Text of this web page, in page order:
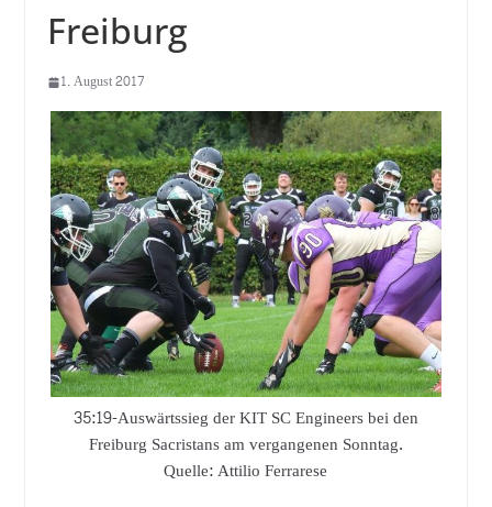
Freiburg
1. August 2017
35:19-Auswärtssieg der KIT SC Engineers bei den
Freiburg Sacristans am vergangenen Sonntag.
Quelle: Attilio Ferrarese